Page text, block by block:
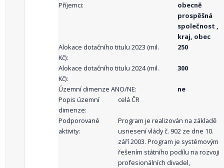
Příjemci:
obecně
prospěšná
společnost ,
kraj, obec
Alokace dotačního titulu 2023 (mil.
Kč):
250
Alokace dotačního titulu 2024 (mil.
Kč):
300
Územní dimenze ANO/NE:
ne
Popis územní
dimenze:
celá ČR
Podporované
aktivity:
Program je realizován na základě
usnesení vlády č. 902 ze dne 10.
září 2003. Program je systémovým
řešením státního podílu na rozvoji
profesionálních divadel,